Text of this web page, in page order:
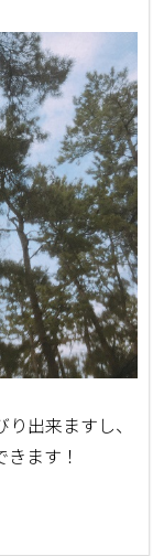
出来ますし、
ます！